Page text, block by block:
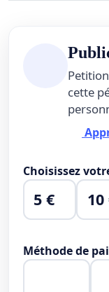
cette
Choisissez
5 € 10
Méthode de